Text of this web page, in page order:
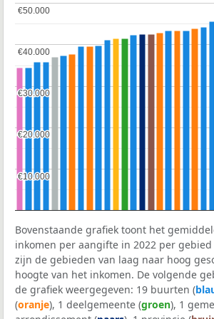
€10.000
€10.000
€20.000
€20.000
€30.000
€30.000
€40.000
€40.000
€50.000
€50.000
Bovenstaande grafiek toont het
inkomen per aangifte in 2022 per
zijn de gebieden van laag naar hoog
hoogte van het inkomen. De volgende
de grafiek weergegeven: 19 buurten (
(oranje), 1 deelgemeente (groen), 1